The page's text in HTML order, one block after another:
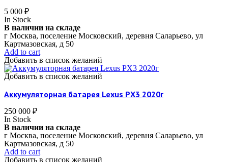
5 000 ₽
In Stock
В наличии на складе
г Москва, поселение Московский, деревня Саларьево, ул
Картмазовская, д 50
Add to cart
Добавить в список желаний
Добавить в список желаний
Аккумуляторная батарея Lexus РX3 2020г
250 000 ₽
In Stock
В наличии на складе
г Москва, поселение Московский, деревня Саларьево, ул
Картмазовская, д 50
Add to cart
Добавить в список желаний